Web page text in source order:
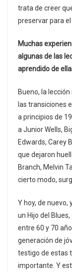
trata de creer
preservar para el
Muchas
algunas de las
aprendido de
Bueno, la
las transiciones
a principios de
a Junior Wells,
Edwards, Carey
que dejaron
Branch, Melvin
cierto modo,
Y hoy, de nuevo,
un Hijo del
entre 60 y 70
generación de
testigo de estas
importante. Y